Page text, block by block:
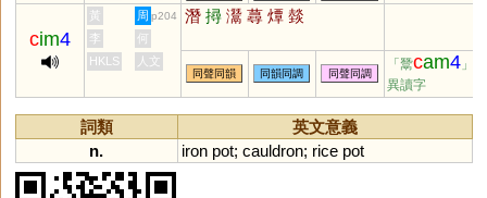
cim4
黃 周 p204 潛 撏 灊 蕁 燂 燅
李
何
HKLS
人文
同聲同韻 同韻同調 同聲同調
「鬵cam4 」的
異讀字
詞類
英文意義
n.
iron pot; cauldron; rice pot